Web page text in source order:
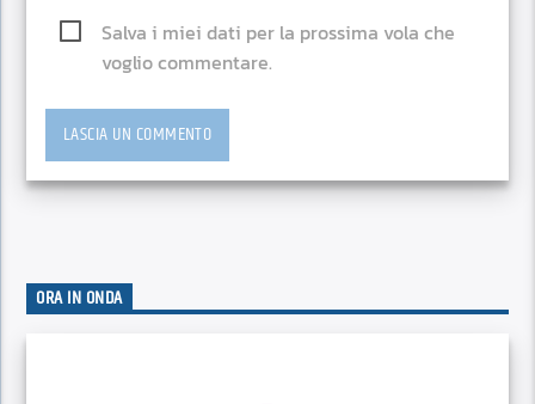
Salva i miei dati per la prossima vola che
voglio commentare.
ORA IN ONDA